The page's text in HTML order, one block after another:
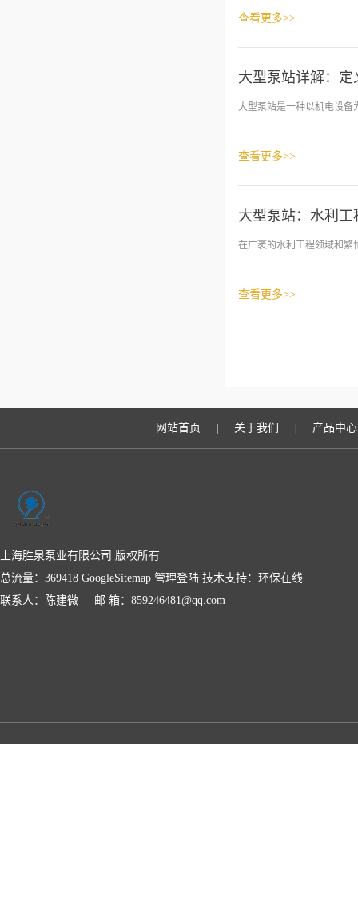
查看更多>>
大型泵站详解：
大型泵站是一种以机电设备
查看更多>>
大型泵站：水利工
在广袤的水利工程领域和繁
查看更多>>
网站首页 关于我们 产品中心
上海胜泉泵业有限公司 版权所有
总流量：369418 GoogleSitemap 管理登陆 技术支持： 环保在线
联系人：陈建微 邮 箱：859246481@qq.com